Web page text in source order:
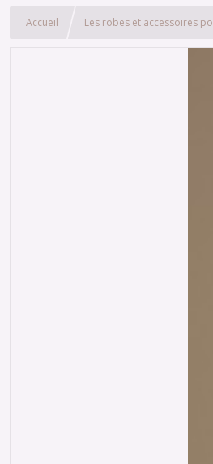
Accueil Les robes et accessoires